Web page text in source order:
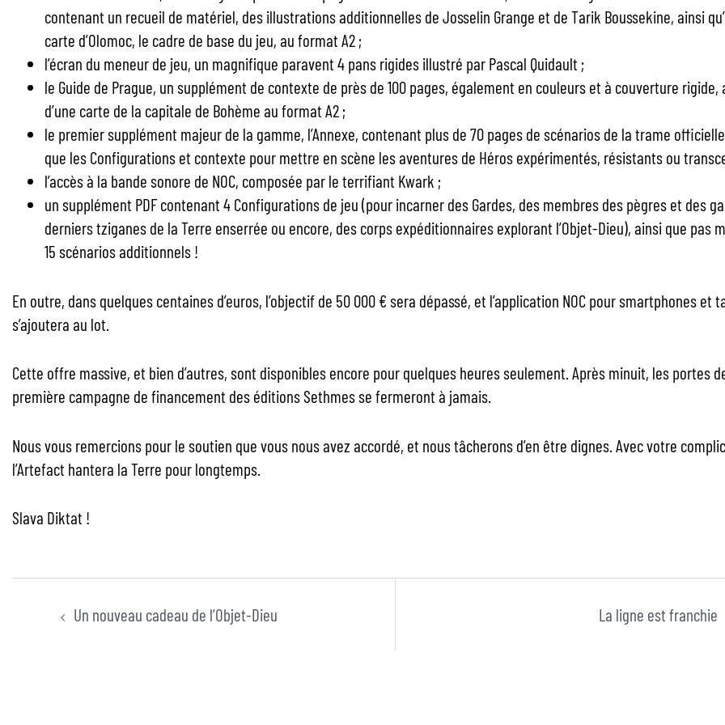
contenant un recueil de matériel, des illustrations additionnelles de Josselin Grange et de Tarik Boussekine, ainsi
carte d’Olomoc, le cadre de base du jeu, au format A2 ;
l’écran du meneur de jeu, un magnifique paravent 4 pans rigides illustré par Pascal Quidault ;
le Guide de Prague, un supplément de contexte de près de 100 pages, également en couleurs et à couverture rigide,
d’une carte de la capitale de Bohème au format A2 ;
le premier supplément majeur de la gamme, l’Annexe, contenant plus de 70 pages de scénarios de la trame
que les Configurations et contexte pour mettre en scène les aventures de Héros expérimentés, résistants ou
l’accès à la bande sonore de NOC, composée par le terrifiant Kwark ;
un supplément PDF contenant 4 Configurations de jeu (pour incarner des Gardes, des membres des pègres et des
derniers tziganes de la Terre enserrée ou encore, des corps expéditionnaires explorant l’Objet-Dieu), ainsi que pas
15 scénarios additionnels !
En outre, dans quelques centaines d’euros, l’objectif de 50 000 € sera dépassé, et l’application NOC pour smartphones et
s’ajoutera au lot.
Cette offre massive, et bien d’autres, sont disponibles encore pour quelques heures seulement. Après minuit, les portes
première campagne de financement des éditions Sethmes se fermeront à jamais.
Nous vous remercions pour le soutien que vous nous avez accordé, et nous tâcherons d’en être dignes. Avec votre
l’Artefact hantera la Terre pour longtemps.
Slava Diktat !
Un nouveau cadeau de l’Objet-Dieu La ligne est franchie